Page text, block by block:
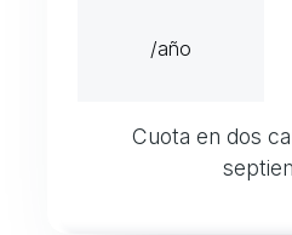
/año
Cuota en dos